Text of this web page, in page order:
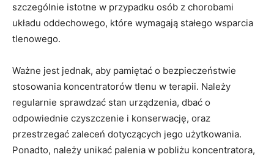
szczególnie⁤ istotne w przypadku osób z chorobami
układu oddechowego, które wymagają stałego wsparcia
tlenowego.
Ważne jest ⁤jednak, aby pamiętać o bezpieczeństwie
stosowania koncentratorów tlenu w terapii. Należy
regularnie sprawdzać stan urządzenia, dbać o
odpowiednie⁢ czyszczenie i konserwację, oraz
przestrzegać zaleceń dotyczących‍ jego użytkowania.
Ponadto, należy unikać palenia‌ w pobliżu koncentratora,